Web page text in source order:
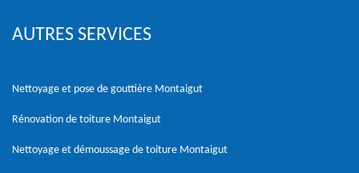
AUTRES SERVICES
Nettoyage et pose de gouttière Montaigut
Rénovation de toiture Montaigut
Nettoyage et démoussage de toiture Montaigut